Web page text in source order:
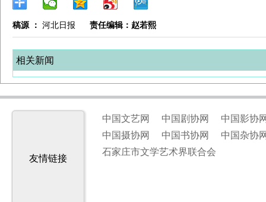
稿源 ： 河北日报 责任编辑：赵若熙
相关新闻
友情链接
中国文艺网 中国剧协网
中国影协
中国摄协网
中国书协网
中国杂协
石家庄市文学艺术界联合会